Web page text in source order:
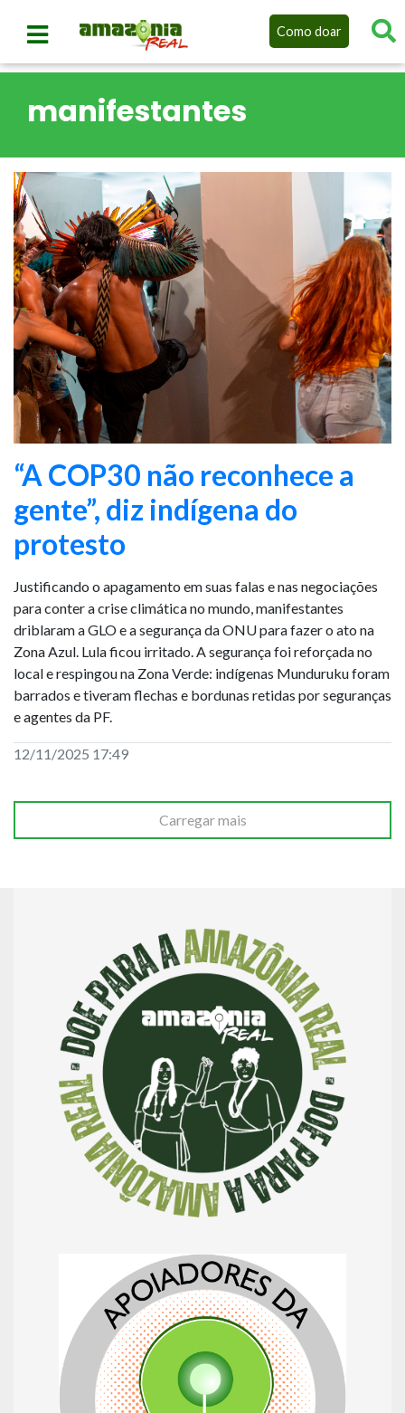
Como doar
manifestantes
“A COP30 não reconhece a
gente”, diz indígena do
protesto
Justificando o apagamento em suas falas e nas negociações
para conter a crise climática no mundo, manifestantes
driblaram a GLO e a segurança da ONU para fazer o ato na
Zona Azul. Lula ficou irritado. A segurança foi reforçada no
local e respingou na Zona Verde: indígenas Munduruku foram
barrados e tiveram flechas e bordunas retidas por seguranças
e agentes da PF.
12/11/2025 17:49
Carregar mais